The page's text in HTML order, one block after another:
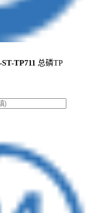
TP711 总磷TP